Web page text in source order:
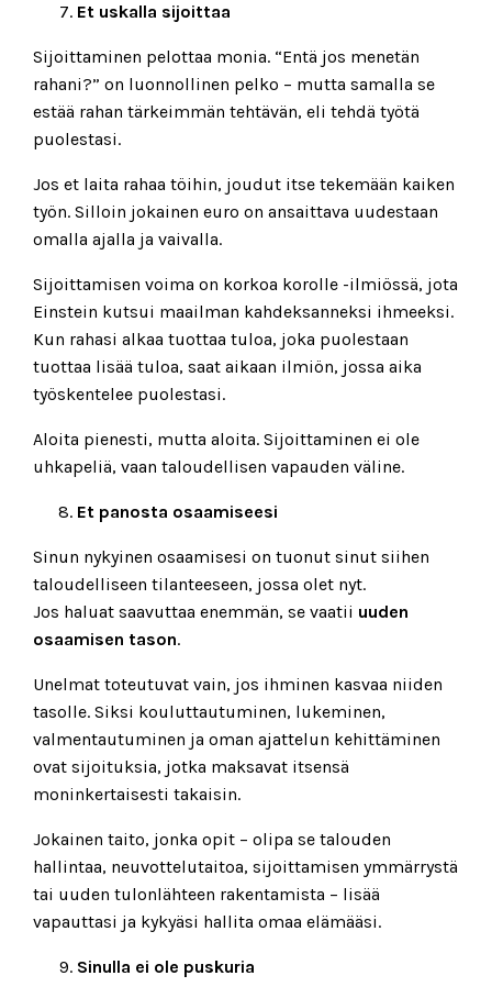
Et uskalla sijoittaa
Sijoittaminen pelottaa monia. “Entä jos menetän
rahani?” on luonnollinen pelko – mutta samalla se
estää rahan tärkeimmän tehtävän, eli tehdä työtä
puolestasi.
Jos et laita rahaa töihin, joudut itse tekemään kaiken
työn. Silloin jokainen euro on ansaittava uudestaan
omalla ajalla ja vaivalla.
Sijoittamisen voima on korkoa korolle -ilmiössä, jota
Einstein kutsui maailman kahdeksanneksi ihmeeksi.
Kun rahasi alkaa tuottaa tuloa, joka puolestaan
tuottaa lisää tuloa, saat aikaan ilmiön, jossa aika
työskentelee puolestasi.
Aloita pienesti, mutta aloita. Sijoittaminen ei ole
uhkapeliä, vaan taloudellisen vapauden väline.
Et panosta osaamiseesi
Sinun nykyinen osaamisesi on tuonut sinut siihen
taloudelliseen tilanteeseen, jossa olet nyt.
Jos haluat saavuttaa enemmän, se vaatii uuden
osaamisen tason.
Unelmat toteutuvat vain, jos ihminen kasvaa niiden
tasolle. Siksi kouluttautuminen, lukeminen,
valmentautuminen ja oman ajattelun kehittäminen
ovat sijoituksia, jotka maksavat itsensä
moninkertaisesti takaisin.
Jokainen taito, jonka opit – olipa se talouden
hallintaa, neuvottelutaitoa, sijoittamisen ymmärrystä
tai uuden tulonlähteen rakentamista – lisää
vapauttasi ja kykyäsi hallita omaa elämääsi.
Sinulla ei ole puskuria